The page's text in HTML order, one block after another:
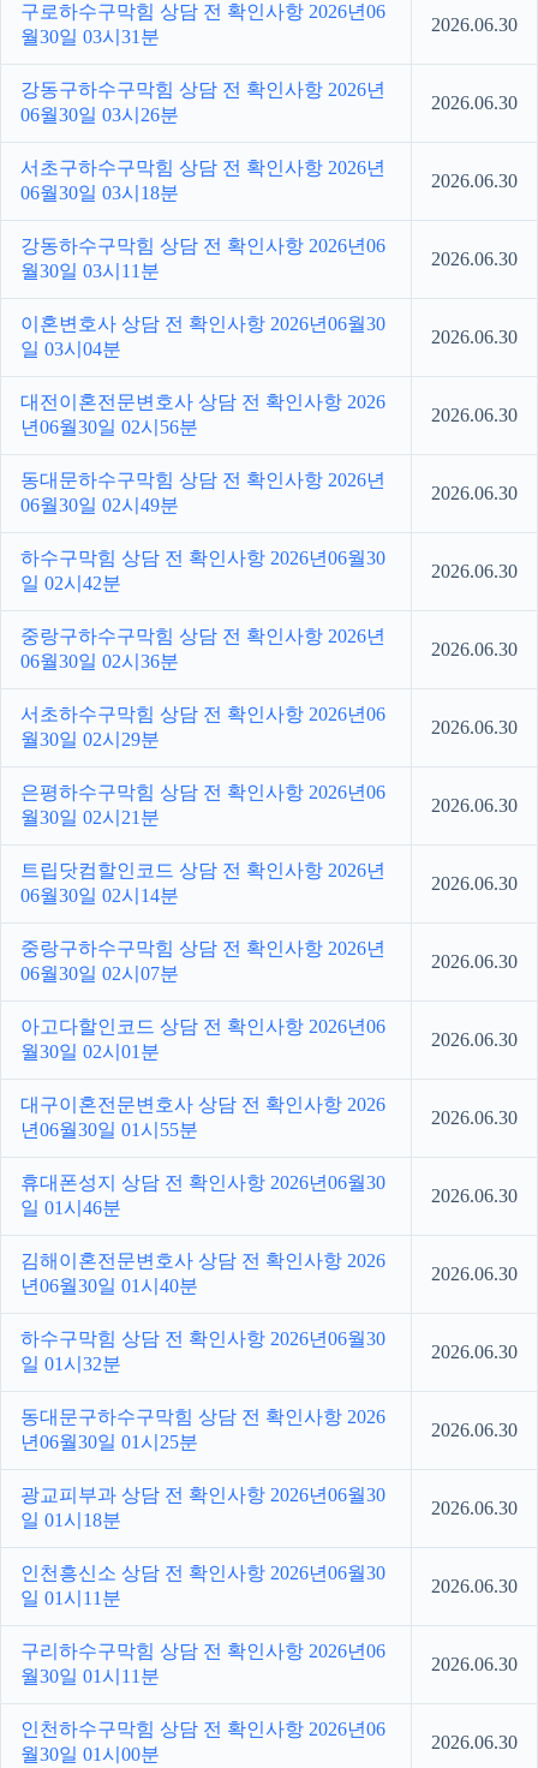
구로하수구막힘 상담 전 확인사항 2026년06
월30일 03시31분
2026.06.30
강동구하수구막힘 상담 전 확인사항 2026년
06월30일 03시26분
2026.06.30
서초구하수구막힘 상담 전 확인사항 2026년
06월30일 03시18분
2026.06.30
강동하수구막힘 상담 전 확인사항 2026년06
월30일 03시11분
2026.06.30
이혼변호사 상담 전 확인사항 2026년06월30
일 03시04분
2026.06.30
대전이혼전문변호사 상담 전 확인사항 2026
년06월30일 02시56분
2026.06.30
동대문하수구막힘 상담 전 확인사항 2026년
06월30일 02시49분
2026.06.30
하수구막힘 상담 전 확인사항 2026년06월30
일 02시42분
2026.06.30
중랑구하수구막힘 상담 전 확인사항 2026년
06월30일 02시36분
2026.06.30
서초하수구막힘 상담 전 확인사항 2026년06
월30일 02시29분
2026.06.30
은평하수구막힘 상담 전 확인사항 2026년06
월30일 02시21분
2026.06.30
트립닷컴할인코드 상담 전 확인사항 2026년
06월30일 02시14분
2026.06.30
중랑구하수구막힘 상담 전 확인사항 2026년
06월30일 02시07분
2026.06.30
아고다할인코드 상담 전 확인사항 2026년06
월30일 02시01분
2026.06.30
대구이혼전문변호사 상담 전 확인사항 2026
년06월30일 01시55분
2026.06.30
휴대폰성지 상담 전 확인사항 2026년06월30
일 01시46분
2026.06.30
김해이혼전문변호사 상담 전 확인사항 2026
년06월30일 01시40분
2026.06.30
하수구막힘 상담 전 확인사항 2026년06월30
일 01시32분
2026.06.30
동대문구하수구막힘 상담 전 확인사항 2026
년06월30일 01시25분
2026.06.30
광교피부과 상담 전 확인사항 2026년06월30
일 01시18분
2026.06.30
인천흥신소 상담 전 확인사항 2026년06월30
일 01시11분
2026.06.30
구리하수구막힘 상담 전 확인사항 2026년06
월30일 01시11분
2026.06.30
인천하수구막힘 상담 전 확인사항 2026년06
월30일 01시00분
2026.06.30